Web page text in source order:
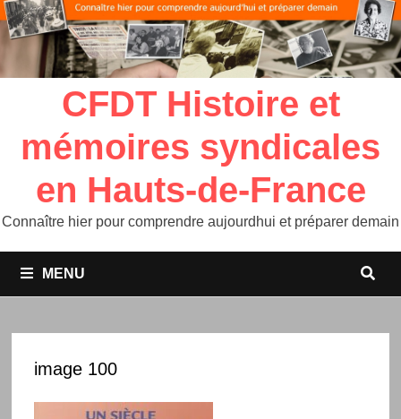
CFDT Histoire et
mémoires syndicales
en Hauts-de-France
Connaître hier pour comprendre aujourdhui et préparer demain
MENU
image 100